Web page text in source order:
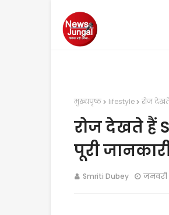
मुख्यपृष्ठ lifestyle रोज
रोज देखते हैं
पूरी
Smriti Dubey जनवरी